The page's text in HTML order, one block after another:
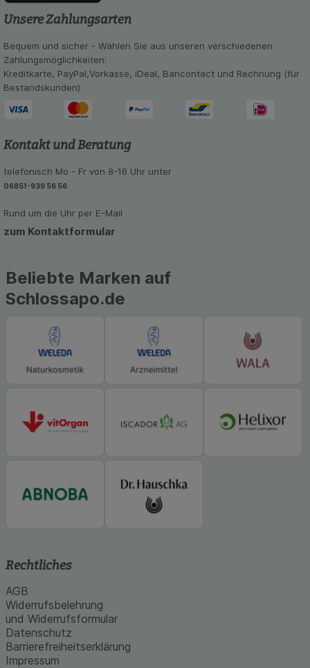
Statistik & Tracking:
unserer Website sammeln, mit deren Hilfe wir
unsere Website weiter für Sie optimieren können,
den Inhalt auf unserer Website aber auch die
Werbung auf Drittseiten möglichst relevant für Sie
zu gestalten. Bitte beachten Sie, dass Daten
hierfür teilweise an Dritte wie z.B. Google oder
Unsere Zahlungsarten
Bequem und sicher - Wählen Sie aus unseren verschiedenen
Zahlungsmöglichkeiten:
Kreditkarte, PayPal,Vorkasse, iDeal, Bancontact und Rechnung (für
Bestandskunden)
Kontakt und Beratung
telefonisch Mo - Fr von 8-16 Uhr unter
06851-939 56 56
Rund um die Uhr per E-Mail
zum Kontaktformular
Beliebte Marken auf
Schlossapo.de
Rechtliches
AGB
Widerrufsbelehrung
und Widerrufsformular
Datenschutz
Barrierefreiheitserklärung
Impressum